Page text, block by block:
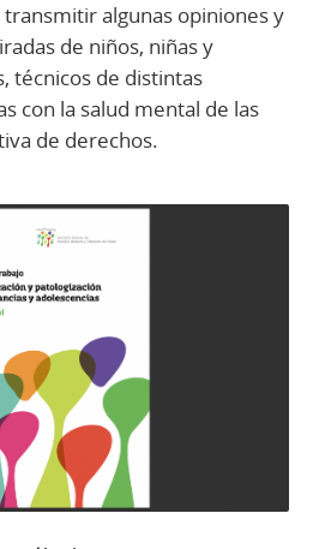
algunas opiniones y
de niños, niñas y
técnicos de distintas
con la salud mental de las
de derechos.